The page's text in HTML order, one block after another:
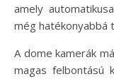
amely
még hatékonyabbá
A dome kamerák
magas felbontású